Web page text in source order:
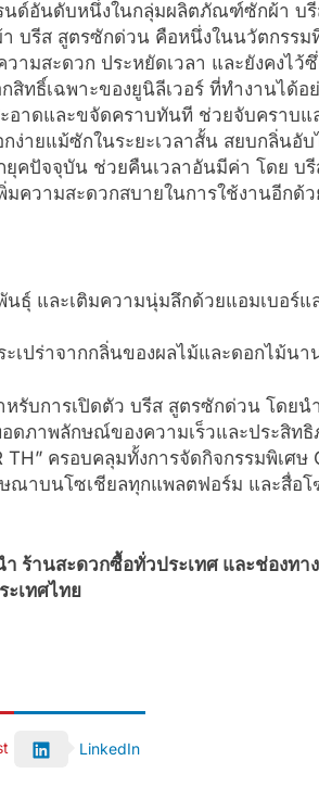
นด์อันดับหนึ่งในกลุ่มผลิตภัณฑ์ซักผ้า บรี
บรีส สูตรซักด่วน คือหนึ่งในนวัตกรร
มสะดวก ประหยัดเวลา และยังคงไว้ซึ่
ทธิ์เฉพาะของยูนิลีเวอร์ ที่ทำงานได้อ
ะอาดและขจัดคราบทันที ช่วยจับคราบแ
ง่ายแม้ซักในระยะเวลาสั้น สยบกลิ่นอั
คปัจจุบัน ช่วยคืนเวลาอันมีค่า โดย บ
ความสะดวกสบายในการใช้งานอีกด้ว
ธุ์ และเติมความนุ่มลึกด้วยแอมเบอร์แ
เปร่าจากกลิ่นของผลไม้และดอกไม้น
รับการเปิดตัว บรีส สูตรซักด่วน โดยน
ดภาพลักษณ์ของความเร็วและประสิท
ครอบคลุมทั้งการจัดกิจกรรมพิเศษ
ณาบนโซเชียลทุกแพลตฟอร์ม และสื่อ
ร้านสะดวกซื้อทั่วประเทศ และช่องทา
ะเทศไทย
LinkedIn